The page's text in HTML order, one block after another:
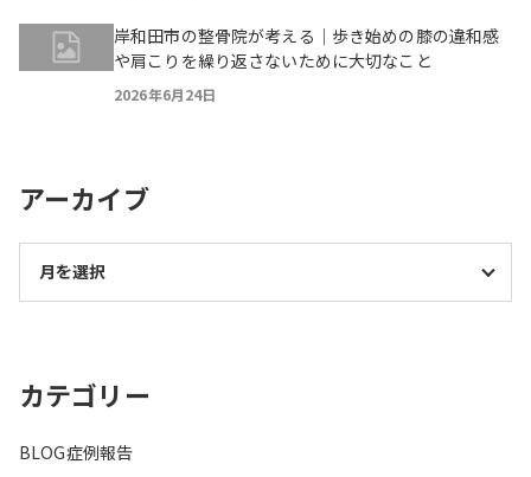
岸和田市の整骨院が考える｜歩き始めの膝の違和感
や肩こりを繰り返さないために大切なこと
2026年6月24日
アーカイブ
カテゴリー
BLOG症例報告